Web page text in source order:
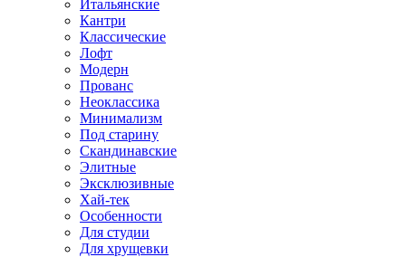
Итальянские
Кантри
Классические
Лофт
Модерн
Прованс
Неоклассика
Минимализм
Под старину
Скандинавские
Элитные
Эксклюзивные
Хай-тек
Особенности
Для студии
Для хрущевки